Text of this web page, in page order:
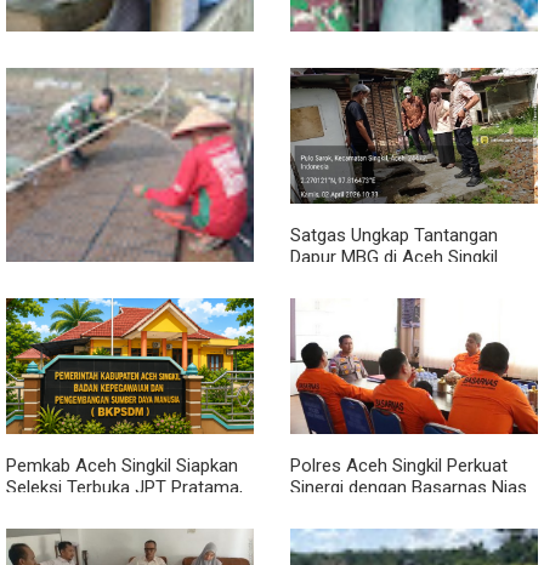
Sambil Ngopi, Plh. Pasiter
Kodim 0118/Subulussalam
Beri Motivasi Pemuda Calon
Peserta Seleksi Komcad
Lewat Komsos, Babinsa
Rundeng Pantau Stok dan
Harga Pupuk
Dari Bibit Jadi Harapan,
Babinsa Dampingi Warga
Kembangkan Semangka
Satgas Ungkap Tantangan
Dapur MBG di Aceh Singkil
Pemkab Aceh Singkil Siapkan
Seleksi Terbuka JPT Pratama,
Kinerja
Polres Aceh Singkil Perkuat
Sinergi dengan Basarnas Nias